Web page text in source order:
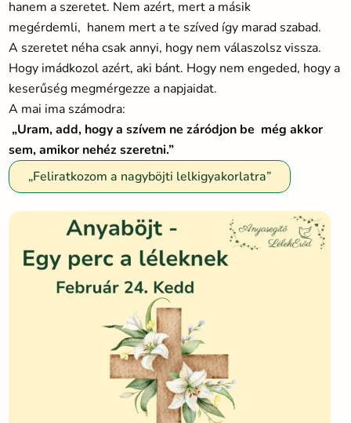
hanem a szeretet. Nem azért, mert a másik
megérdemli, hanem mert a te szíved így marad szabad.
A szeretet néha csak annyi, hogy nem válaszolsz vissza.
Hogy imádkozol azért, aki bánt. Hogy nem engeded, hogy a
keserűség megmérgezze a napjaidat.
A mai ima számodra:
„Uram, add, hogy a szívem ne záródjon be még akkor
sem, amikor nehéz szeretni.”
„Feliratkozom a nagyböjti lelkigyakorlatra”